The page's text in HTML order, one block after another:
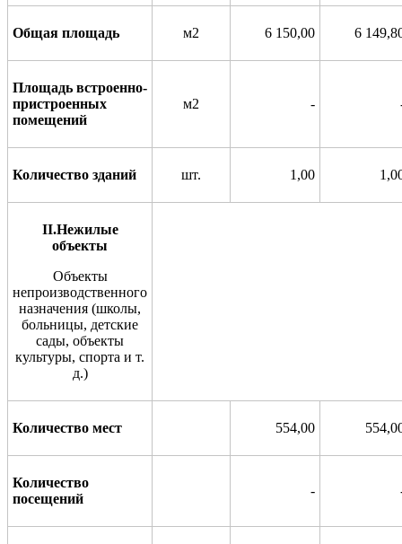
Общая площадь м2 6 150,00 6
Площадь встроенно-
пристроенных
помещений
м2 -
Количество зданий шт. 1,00
II.Нежилые
объекты
Объекты
непроизводственного
назначения (школы,
больницы, детские
сады, объекты
культуры, спорта и т.
д.)
Количество мест 554,00
Количество
посещений
-